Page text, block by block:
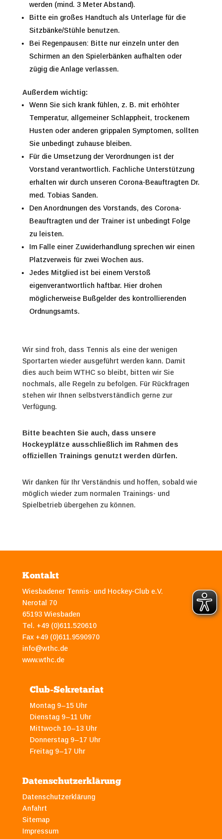
werden (mind. 3 Meter Abstand).
Bitte ein großes Handtuch als Unterlage für die
Sitzbänke/Stühle benutzen.
Bei Regenpausen: Bitte nur einzeln unter den
Schirmen an den Spielerbänken aufhalten oder
zügig die Anlage verlassen.
Außerdem wichtig:
Wenn Sie sich krank fühlen, z. B. mit erhöhter
Temperatur, allgemeiner Schlappheit, trockenem
Husten oder anderen grippalen Symptomen, sollten
Sie unbedingt zuhause bleiben.
Für die Umsetzung der Verordnungen ist der
Vorstand verantwortlich. Fachliche Unterstützung
erhalten wir durch unseren Corona-Beauftragten Dr.
med. Tobias Sanden.
Den Anordnungen des Vorstands, des Corona-
Beauftragten und der Trainer ist unbedingt Folge
zu leisten.
Im Falle einer Zuwiderhandlung sprechen wir einen
Platzverweis für zwei Wochen aus.
Jedes Mitglied ist bei einem Verstoß
eigenverantwortlich haftbar. Hier drohen
möglicherweise Bußgelder des kontrollierenden
Ordnungsamts.
Wir sind froh, dass Tennis als eine der wenigen
Sportarten wieder ausgeführt werden kann. Damit
dies auch beim WTHC so bleibt, bitten wir Sie
nochmals, alle Regeln zu befolgen. Für Rückfragen
stehen wir Ihnen selbstverständlich gerne zur
Verfügung.
Bitte beachten Sie auch, dass unsere
Hockeyplätze ausschließlich im Rahmen des
offiziellen Trainings genutzt werden dürfen.
Wir danken für Ihr Verständnis und hoffen, sobald wie
möglich wieder zum normalen Trainings- und
Spielbetrieb übergehen zu können.
Kontakt
Wiesbadener Tennis- und Hockey-Club e.V.
Nerotal 70
65193 Wiesbaden
Tel. +49 (0)611.520610
Fax +49 (0)611.9590970
info@wthc.de
www.wthc.de
Club-Sekretariat
Montag 9–15 Uhr
Dienstag 9–11 Uhr
Mittwoch 10–13 Uhr
Donnerstag 9–17 Uhr
Freitag 9–17 Uhr
Datenschutzerklärung
Datenschutzerklärung
Anfahrt
Sitemap
Impressum